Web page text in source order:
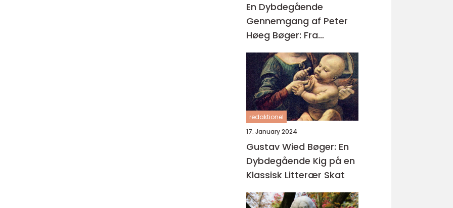
En Dybdegående
Gennemgang af Peter
Høeg Bøger: Fra
Mysterier til
Eksistentialisme
redaktionel
17. January 2024
Gustav Wied Bøger: En
Dybdegående Kig på en
Klassisk Litterær Skat